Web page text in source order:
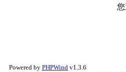
Powered by PHPWind v1.3.6